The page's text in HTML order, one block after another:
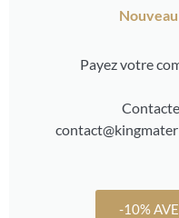
Payez votre
-10%